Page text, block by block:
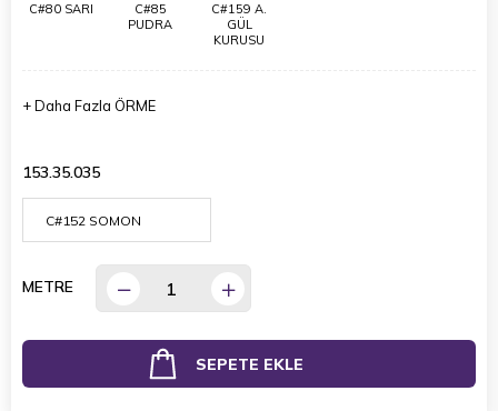
C#80 SARI
C#85
PUDRA
C#159 A.
GÜL
KURUSU
+Daha Fazla ÖRME
153.35.035
METRE